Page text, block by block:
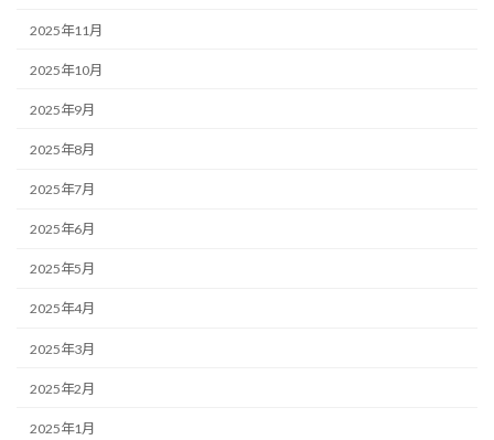
2025年11月
2025年10月
2025年9月
2025年8月
2025年7月
2025年6月
2025年5月
2025年4月
2025年3月
2025年2月
2025年1月